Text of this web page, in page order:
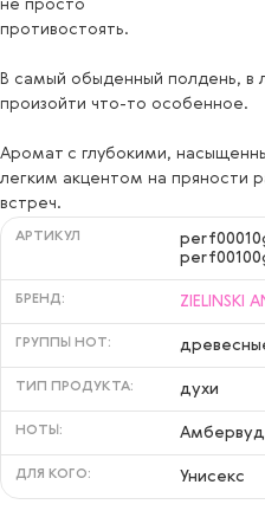
не просто
противостоять.
В самый обыденный полдень,
произойти что-то особенное.
Аромат с глубокими,
легким акцентом на пряности
встреч.
АРТИКУЛ
БРЕНД: ZIELINSKI
ГРУППЫ НОТ:
ТИП ПРОДУКТА: духи
НОТЫ:
ДЛЯ КОГО: Унисекс